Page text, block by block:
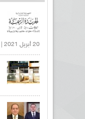
20 أبريل 2021 |